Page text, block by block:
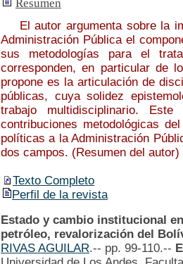
Resumen
El autor argumenta sobre la
Administración Pública el
sus metodologías para el
corresponden, en particular de
propone es la articulación de
públicas, cuya solidez
trabajo multidisciplinario.
contribuciones metodológicas
políticas a la Administración
dos campos. (Resumen del autor)
Texto Completo
Perfil de la revista
Estado y cambio institucional
petróleo, revalorización del
RIVAS AGUILAR.-- pp. 99-110.--